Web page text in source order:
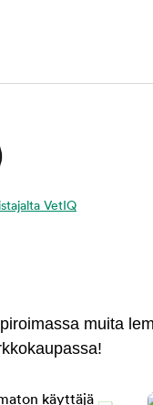
VetIQ
muita